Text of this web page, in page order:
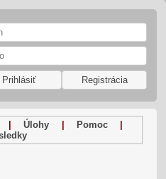
Prihlásiť Registrácia
| Úlohy | Pomoc
|